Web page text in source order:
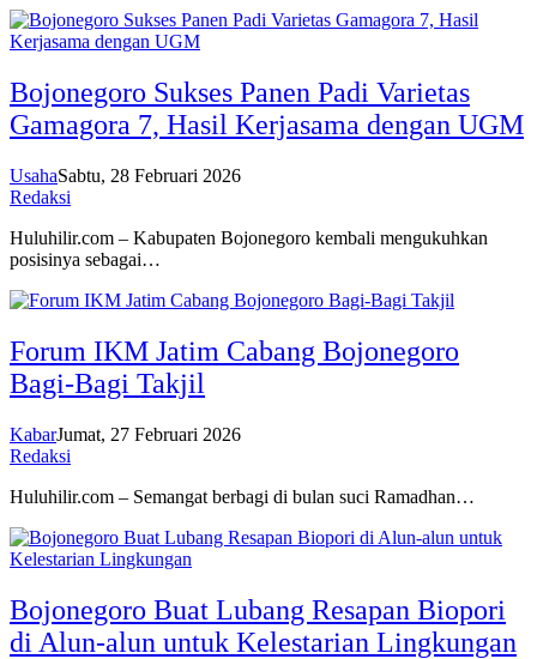
Bojonegoro Sukses Panen Padi Varietas
Gamagora 7, Hasil Kerjasama dengan UGM
UsahaSabtu, 28 Februari 2026
Redaksi
Huluhilir.com – Kabupaten Bojonegoro kembali mengukuhkan
posisinya sebagai…
Forum IKM Jatim Cabang Bojonegoro
Bagi-Bagi Takjil
KabarJumat, 27 Februari 2026
Redaksi
Huluhilir.com – Semangat berbagi di bulan suci Ramadhan…
Bojonegoro Buat Lubang Resapan Biopori
di Alun-alun untuk Kelestarian Lingkungan